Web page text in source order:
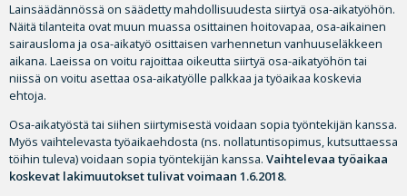
Lainsäädännössä on säädetty mahdollisuudesta siirtyä osa-aikatyöhön.
Näitä tilanteita ovat muun muassa osittainen hoitovapaa, osa-aikainen
sairausloma ja osa-aikatyö osittaisen varhennetun vanhuuseläkkeen
aikana. Laeissa on voitu rajoittaa oikeutta siirtyä osa-aikatyöhön tai
niissä on voitu asettaa osa-aikatyölle palkkaa ja työaikaa koskevia
ehtoja.
Osa-aikatyöstä tai siihen siirtymisestä voidaan sopia työntekijän kanssa.
Myös vaihtelevasta työaikaehdosta (ns. nollatuntisopimus, kutsuttaessa
töihin tuleva) voidaan sopia työntekijän kanssa. Vaihtelevaa työaikaa
koskevat lakimuutokset tulivat voimaan 1.6.2018.